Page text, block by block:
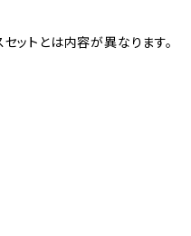
セットとは内容が異なります。